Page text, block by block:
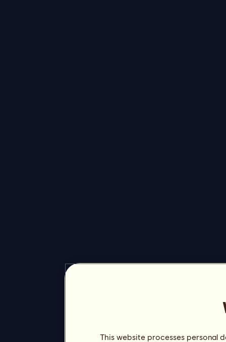
This website processes personal